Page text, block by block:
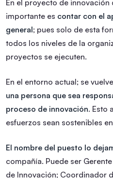
En el proyecto de innovación
importante es contar con el
general; pues solo de esta
todos los niveles de la
proyectos se ejecuten.
En el entorno actual; se
una persona que sea
proceso de innovación. Esto
esfuerzos sean sostenibles
El nombre del puesto lo
compañía. Puede ser
de Innovación; Coordinador